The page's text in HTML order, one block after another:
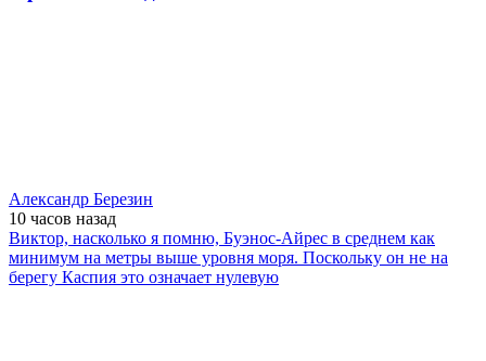
Александр Березин
10 часов назад
Виктор, насколько я помню, Буэнос-Айрес в среднем как
минимум на метры выше уровня моря. Поскольку он не на
берегу Каспия это означает нулевую